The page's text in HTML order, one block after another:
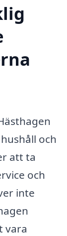
och
att ta
och
inte
vara